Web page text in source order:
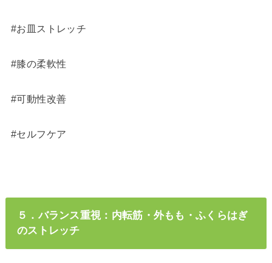
#お皿ストレッチ
#膝の柔軟性
#可動性改善
#セルフケア
５．バランス重視：内転筋・外もも・ふくらはぎ
のストレッチ